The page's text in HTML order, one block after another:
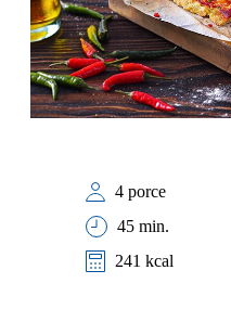
4 porce
45 min.
241 kcal